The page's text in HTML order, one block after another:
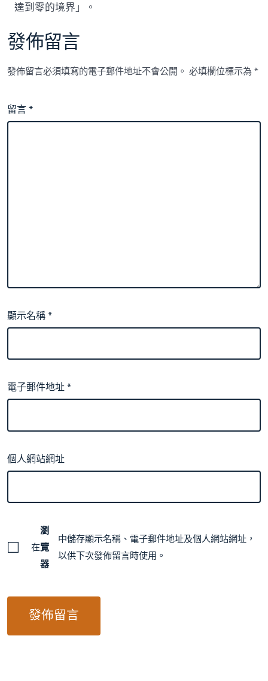
達到零的境界」。
發佈留言
發佈留言必須填寫的電子郵件地址不會公開。 必填欄位標示為*
留言*
顯示名稱*
電子郵件地址*
個人網站網址
在
瀏
覽
器
中儲存顯示名稱、電子郵件地址及個人網站網址，
以供下次發佈留言時使用。